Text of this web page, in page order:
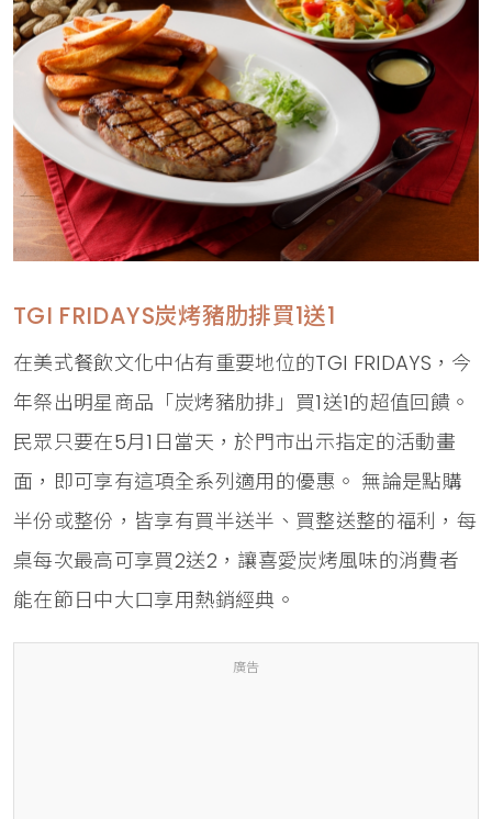
TGI FRIDAYS炭烤豬肋排買1送1
在美式餐飲文化中佔有重要地位的TGI FRIDAYS，今
年祭出明星商品「炭烤豬肋排」買1送1的超值回饋。
民眾只要在5月1日當天，於門市出示指定的活動畫
面，即可享有這項全系列適用的優惠。 無論是點購
半份或整份，皆享有買半送半、買整送整的福利，每
桌每次最高可享買2送2，讓喜愛炭烤風味的消費者
能在節日中大口享用熱銷經典。
廣告